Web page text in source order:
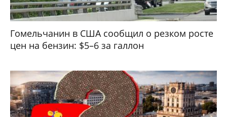
Гомельчанин в США сообщил о резком росте
цен на бензин: $5–6 за галлон